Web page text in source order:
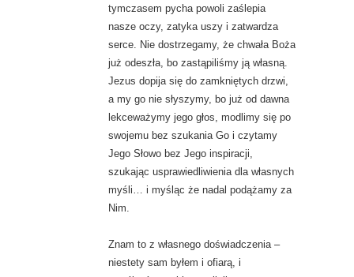
tymczasem pycha powoli zaślepia
nasze oczy, zatyka uszy i zatwardza
serce. Nie dostrzegamy, że chwała Boża
już odeszła, bo zastąpiliśmy ją własną.
Jezus dopija się do zamkniętych drzwi,
a my go nie słyszymy, bo już od dawna
lekceważymy jego głos, modlimy się po
swojemu bez szukania Go i czytamy
Jego Słowo bez Jego inspiracji,
szukając usprawiedliwienia dla własnych
myśli… i myśląc że nadal podążamy za
Nim.
Znam to z własnego doświadczenia –
niestety sam byłem i ofiarą, i